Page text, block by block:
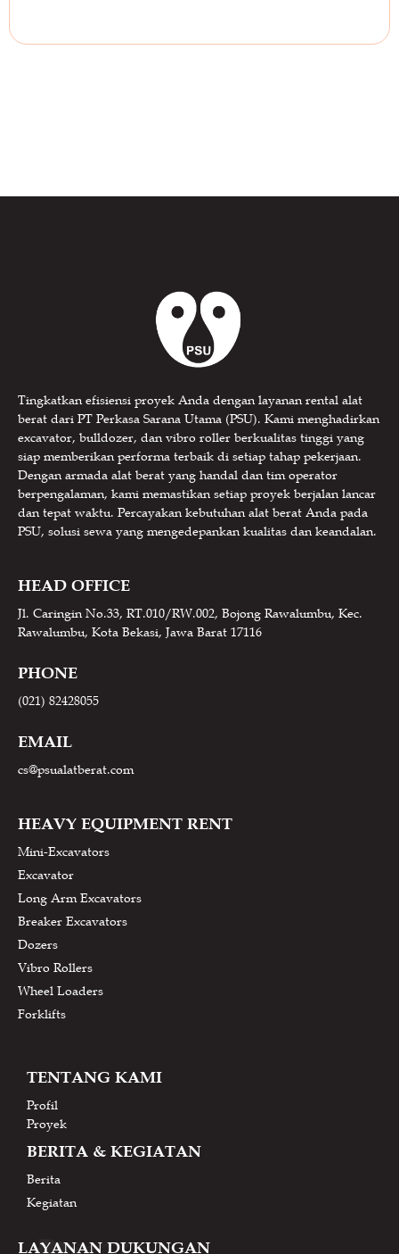
Tingkatkan efisiensi proyek Anda dengan layanan rental alat
berat dari PT Perkasa Sarana Utama (PSU). Kami menghadirkan
excavator, bulldozer, dan vibro roller berkualitas tinggi yang
siap memberikan performa terbaik di setiap tahap pekerjaan.
Dengan armada alat berat yang handal dan tim operator
berpengalaman, kami memastikan setiap proyek berjalan lancar
dan tepat waktu. Percayakan kebutuhan alat berat Anda pada
PSU, solusi sewa yang mengedepankan kualitas dan keandalan.
HEAD OFFICE
Jl. Caringin No.33, RT.010/RW.002, Bojong Rawalumbu, Kec.
Rawalumbu, Kota Bekasi, Jawa Barat 17116
PHONE
(021) 82428055
EMAIL
cs@psualatberat.com
HEAVY EQUIPMENT RENT
Mini-Excavators
Excavator
Long Arm Excavators
Breaker Excavators
Dozers
Vibro Rollers
Wheel Loaders
Forklifts
TENTANG KAMI
Profil
Proyek
BERITA & KEGIATAN
Berita
Kegiatan
LAYANAN DUKUNGAN